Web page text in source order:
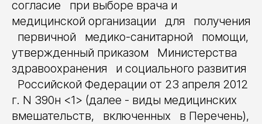
согласие при выборе врача и
медицинской организации для получения
первичной медико-санитарной помощи,
утвержденный приказом Министерства
здравоохранения и социального развития
Российской Федерации от 23 апреля 2012
г. N 390н <1> (далее - виды медицинских
вмешательств, включенных в Перечень),